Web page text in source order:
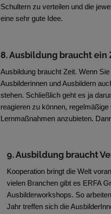
Schultern zu verteilen und die
eine sehr gute Idee.
8. Ausbildung braucht ein
Ausbildung braucht Zeit. Wenn
Ausbilderinnen und Ausbildern
stehen. Schließlich geht es ja
reagieren zu können,
Lernmaßnahmen anzubieten.
9. Ausbildung braucht
Kooperation bringt die Welt
vielen Branchen gibt es ERFA
Ausbilderworkshops. So
Jahr treffen sich die